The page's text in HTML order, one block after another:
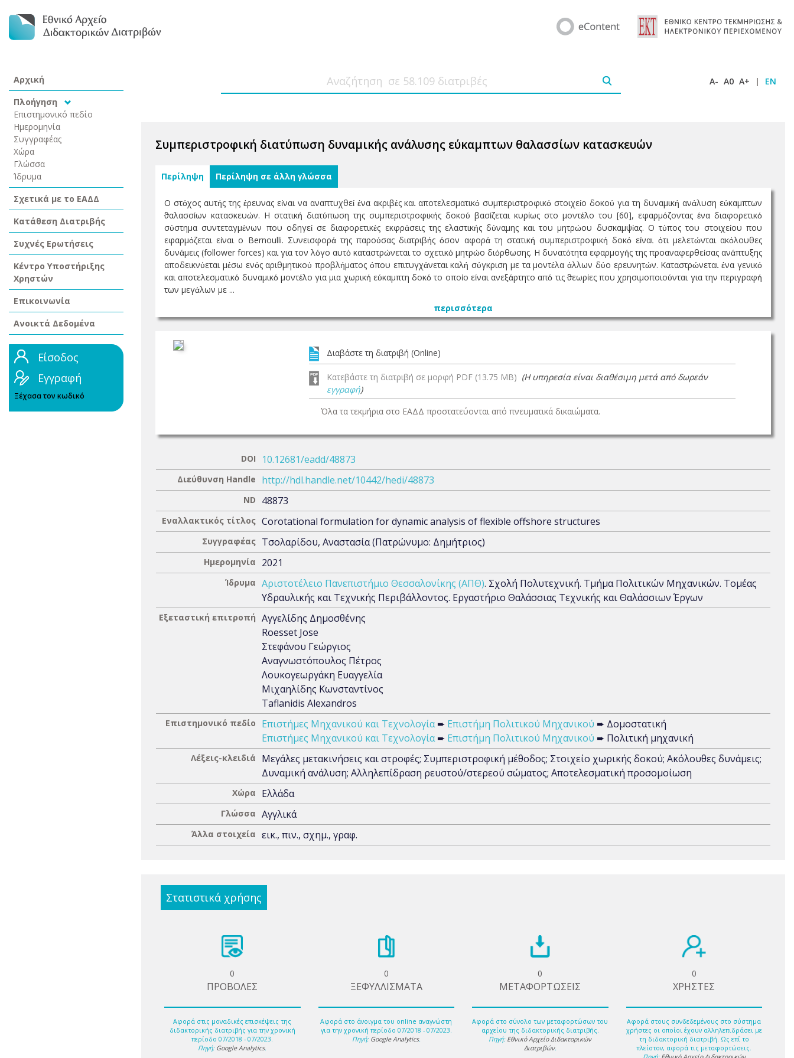
Αρχική
Πλοήγηση
Επιστημονικό πεδίο
Ημερομηνία
Συγγραφέας
Χώρα
Γλώσσα
Ίδρυμα
Σχετικά με το ΕΑΔΔ
Κατάθεση Διατριβής
Συχνές Ερωτήσεις
Κέντρο Υποστήριξης
Χρηστών
Επικοινωνία
Ανοικτά Δεδομένα
Είσοδος
Εγγραφή
Ξέχασα τον κωδικό
A- A0 A+ | EN
Συμπεριστροφική διατύπωση δυναμικής ανάλυσης εύκαμπτων θαλασσίων κατασκευών
Περίληψη Περίληψη σε άλλη γλώσσα
Ο στόχος αυτής της έρευνας είναι να αναπτυχθεί ένα ακριβές και αποτελεσματικό συμπεριστροφικό στοιχείο δοκού για τη δυναμική ανάλυση εύκαμπτων
ϑαλασσίων κατασκευών. Η στατική διατύπωση της συμπεριστροφικής δοκού βασίζεται κυρίως στο μοντέλο του [60], εφαρμόζοντας ένα διαφορετικό
σύστημα συντεταγμένων που οδηγεί σε διαφορετικές εκφράσεις της ελαστικής δύναμης και του μητρώου δυσκαμψίας. Ο τύπος του στοιχείου που
εφαρμόζεται είναι ο Bernoulli. Συνεισφορά της παρούσας διατριβής όσον αφορά τη στατική συμπεριστροφική δοκό είναι ότι μελετώνται ακόλουθες
δυνάμεις (follower forces) και για τον λόγο αυτό καταστρώνεται το σχετικό μητρώο διόρθωσης. Η δυνατότητα εφαρμογής της προαναφερθείσας ανάπτυξης
αποδεικνύεται μέσω ενός αριθμητικού προβλήματος όπου επιτυγχάνεται καλή σύγκριση με τα μοντέλα άλλων δύο ερευνητών. Καταστρώνεται ένα γενικό
και αποτελεσματικό δυναμικό μοντέλο για μια χωρική εύκαμπτη δοκό το οποίο είναι ανεξάρτητο από τις ϑεωρίες που χρησιμοποιούνται για την περιγραφή
των μεγάλων με ...
περισσότερα
Διαβάστε τη διατριβή (Online)
Κατεβάστε τη διατριβή σε μορφή PDF (13.75 MB) (Η υπηρεσία είναι διαθέσιμη μετά από δωρεάν
εγγραφή)
Όλα τα τεκμήρια στο ΕΑΔΔ προστατεύονται από πνευματικά δικαιώματα.
DOI 10.12681/eadd/48873
Διεύθυνση Handle http://hdl.handle.net/10442/hedi/48873
ND 48873
Εναλλακτικός τίτλος Corotational formulation for dynamic analysis of flexible offshore structures
Συγγραφέας Τσολαρίδου, Αναστασία (Πατρώνυμο: Δημήτριος)
Ημερομηνία 2021
Ίδρυμα Αριστοτέλειο Πανεπιστήμιο Θεσσαλονίκης (ΑΠΘ). Σχολή Πολυτεχνική. Τμήμα Πολιτικών Μηχανικών. Τομέας
Υδραυλικής και Τεχνικής Περιβάλλοντος. Εργαστήριο Θαλάσσιας Τεχνικής και Θαλάσσιων Έργων
Εξεταστική επιτροπή Αγγελίδης Δημοσθένης
Roesset Jose
Στεφάνου Γεώργιος
Αναγνωστόπουλος Πέτρος
Λουκογεωργάκη Ευαγγελία
Μιχαηλίδης Κωνσταντίνος
Taflanidis Alexandros
Επιστημονικό πεδίο Επιστήμες Μηχανικού και Τεχνολογία➨ Επιστήμη Πολιτικού Μηχανικού ➨ Δομοστατική
Επιστήμες Μηχανικού και Τεχνολογία➨ Επιστήμη Πολιτικού Μηχανικού ➨ Πολιτική μηχανική
Λέξεις-κλειδιά
Μεγάλες μετακινήσεις και στροφές; Συμπεριστροφική μέθοδος; Στοιχείο χωρικής δοκού; Ακόλουθες δυνάμεις;
Δυναμική ανάλυση; Αλληλεπίδραση ρευστού/στερεού σώματος; Αποτελεσματική προσομοίωση
Χώρα Ελλάδα
Γλώσσα Αγγλικά
Άλλα στοιχεία εικ., πιν., σχημ., γραφ.
Στατιστικά χρήσης
0
ΠΡΟΒΟΛΕΣ
Αφορά στις μοναδικές επισκέψεις της
διδακτορικής διατριβής για την χρονική
περίοδο 07/2018 - 07/2023.
Πηγή: Google Analytics.
0
ΞΕΦΥΛΛΙΣΜΑΤΑ
Αφορά στο άνοιγμα του online αναγνώστη
για την χρονική περίοδο 07/2018 - 07/2023.
Πηγή: Google Analytics.
0
ΜΕΤΑΦΟΡΤΩΣΕΙΣ
Αφορά στο σύνολο των μεταφορτώσων του
αρχείου της διδακτορικής διατριβής.
Πηγή: Εθνικό Αρχείο Διδακτορικών
Διατριβών.
0
ΧΡΗΣΤΕΣ
Αφορά στους συνδεδεμένους στο σύστημα
χρήστες οι οποίοι έχουν αλληλεπιδράσει με
τη διδακτορική διατριβή. Ως επί το
πλείστον, αφορά τις μεταφορτώσεις.